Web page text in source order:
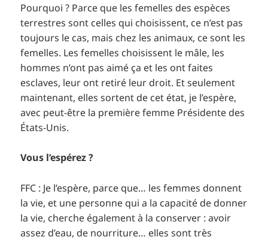
Pourquoi ? Parce que les femelles des espèces
terrestres sont celles qui choisissent, ce n’est pas
toujours le cas, mais chez les animaux, ce sont les
femelles. Les femelles choisissent le mâle, les
hommes n’ont pas aimé ça et les ont faites
esclaves, leur ont retiré leur droit. Et seulement
maintenant, elles sortent de cet état, je l’espère,
avec peut-être la première femme Présidente des
États-Unis.
Vous l’espérez ?
FFC : Je l’espère, parce que… les femmes donnent
la vie, et une personne qui a la capacité de donner
la vie, cherche également à la conserver : avoir
assez d’eau, de nourriture… elles sont très